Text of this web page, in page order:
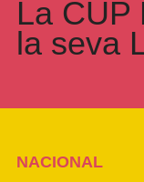
La CUP
la seva
NACIONAL